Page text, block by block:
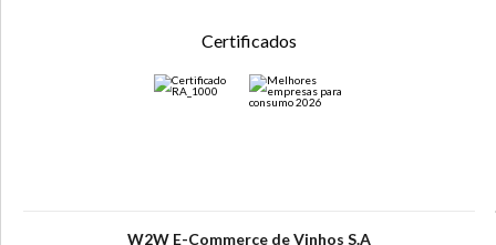
Certificados
W2W E-Commerce de Vinhos S.A